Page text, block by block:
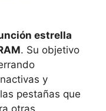
estrella
. Su objetivo
y
pestañas que